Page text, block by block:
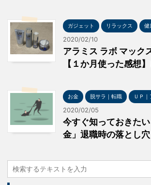
ガジェット リラックス 健
2020/02/10
アラミス ラボ マック
【１か月使った感想
お金 脱サラ｜転職 ＵＰ
2020/02/05
今すぐ知っておきた
金」退職時の落とし穴